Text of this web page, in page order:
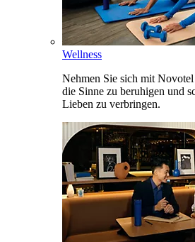
Wellness
Nehmen Sie sich mit
die Sinne zu beruhigen und
Lieben zu verbringen.